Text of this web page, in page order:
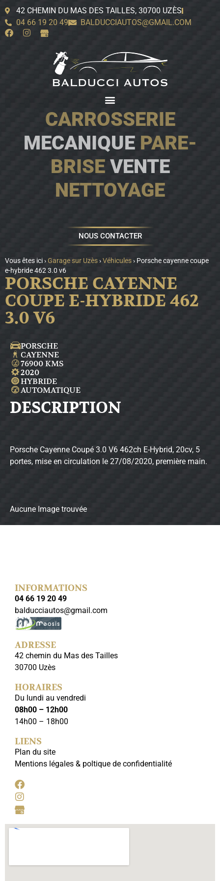
42 CHEMIN DU MAS DES TAILLES, 30700 UZÈS
04 66 19 20 49
BALDUCCIAUTOS@GMAIL.COM
CARROSSERIE
MECANIQUEPARE-
BRISE VENTE
NETTOYAGE
NOUS CONTACTER
Vous êtes ici › Garage sur Uzès›Véhicules› Porsche cayenne coupe
e-hybride 462 3.0 v6
PORSCHE CAYENNE
COUPE E-HYBRIDE 462
3.0 V6
PORSCHE
CAYENNE
76900 KMS
2020
HYBRIDE
AUTOMATIQUE
DESCRIPTION
Porsche Cayenne Coupé 3.0 V6 462ch E-Hybrid, 20cv, 5
portes, mise en circulation le 27/08/2020, première main.
Aucune Image trouvée
INFORMATIONS
04 66 19 20 49
balducciautos@gmail.com
ADRESSE
42 chemin du Mas des Tailles
30700 Uzès
HORAIRES
Du lundi au vendredi
08h00 – 12h00
14h00 – 18h00
LIENS
Plan du site
Mentions légales & poltique de confidentialité